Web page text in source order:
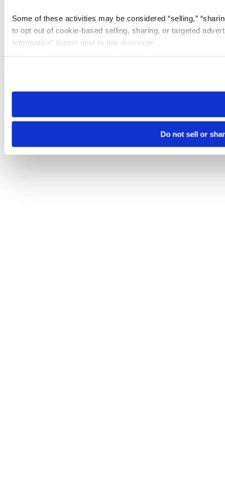
Some of these activities may be considered “selling,”
to opt out of cookie-based selling, sharing, or targeted
Information” button next to this message.
need to be set again.
Do not sell or